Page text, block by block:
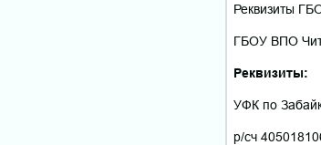
Реквизиты
ГБОУ ВПО
Реквизиты:
УФК по
р/сч